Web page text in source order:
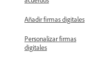
Añadir firmas digitales
Personalizar firmas
digitales